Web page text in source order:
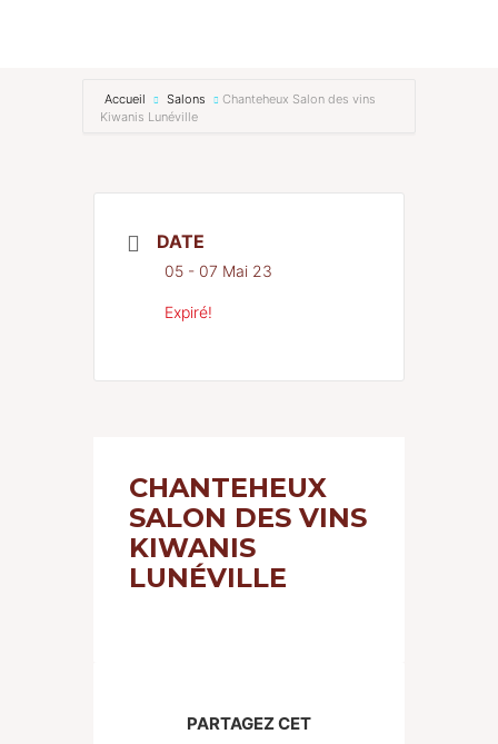
Contact
Accueil Salons
Chanteheux Salon des vins
Kiwanis Lunéville
DATE
05 - 07 Mai 23
Expiré!
CHANTEHEUX
SALON DES VINS
KIWANIS
LUNÉVILLE
PARTAGEZ CET